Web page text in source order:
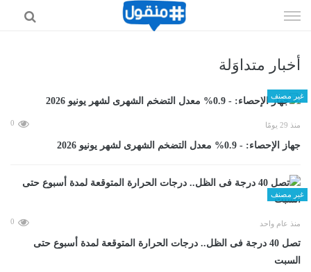
الى
أخبار متداوَلة
غير مصنف
منذ 29 يومًا 0
جهاز الإحصاء: - 0.9% معدل التضخم الشهرى لشهر يونيو 2026
غير مصنف
منذ عام واحد 0
تصل 40 درجة فى الظل.. درجات الحرارة المتوقعة لمدة أسبوع حتى
السبت